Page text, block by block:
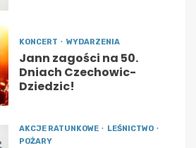
KONCERT WYDARZENIA
Jann zagości na 50.
Dniach Czechowic-
Dziedzic!
AKCJE RATUNKOWE
LEŚNICTWO
POŻARY